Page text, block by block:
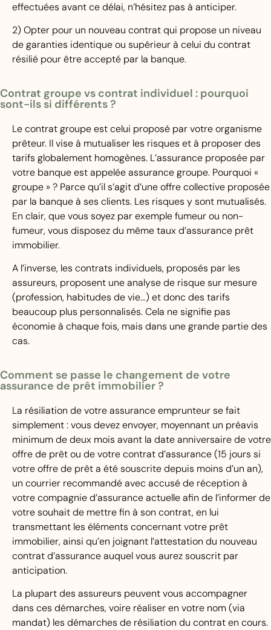
effectuées avant ce délai, n’hésitez pas à anticiper.
2) Opter pour un nouveau contrat qui propose un niveau
de garanties identique ou supérieur à celui du contrat
résilié pour être accepté par la banque.
Contrat groupe vs contrat individuel : pourquoi
sont-ils si différents ?
Le contrat groupe est celui proposé par votre organisme
prêteur. Il vise à mutualiser les risques et à proposer des
tarifs globalement homogènes. L’assurance proposée par
votre banque est appelée assurance groupe. Pourquoi «
groupe » ? Parce qu’il s’agit d’une offre collective proposée
par la banque à ses clients. Les risques y sont mutualisés.
En clair, que vous soyez par exemple fumeur ou non-
fumeur, vous disposez du même taux d’assurance prêt
immobilier.
A l’inverse, les contrats individuels, proposés par les
assureurs, proposent une analyse de risque sur mesure
(profession, habitudes de vie…) et donc des tarifs
beaucoup plus personnalisés. Cela ne signifie pas
économie à chaque fois, mais dans une grande partie des
cas.
Comment se passe le changement de votre
assurance de prêt immobilier ?
La résiliation de votre assurance emprunteur se fait
simplement : vous devez envoyer, moyennant un préavis
minimum de deux mois avant la date anniversaire de votre
offre de prêt ou de votre contrat d’assurance (15 jours si
votre offre de prêt a été souscrite depuis moins d’un an),
un courrier recommandé avec accusé de réception à
votre compagnie d’assurance actuelle afin de l’informer de
votre souhait de mettre fin à son contrat, en lui
transmettant les éléments concernant votre prêt
immobilier, ainsi qu’en joignant l’attestation du nouveau
contrat d’assurance auquel vous aurez souscrit par
anticipation.
La plupart des assureurs peuvent vous accompagner
dans ces démarches, voire réaliser en votre nom (via
mandat) les démarches de résiliation du contrat en cours.